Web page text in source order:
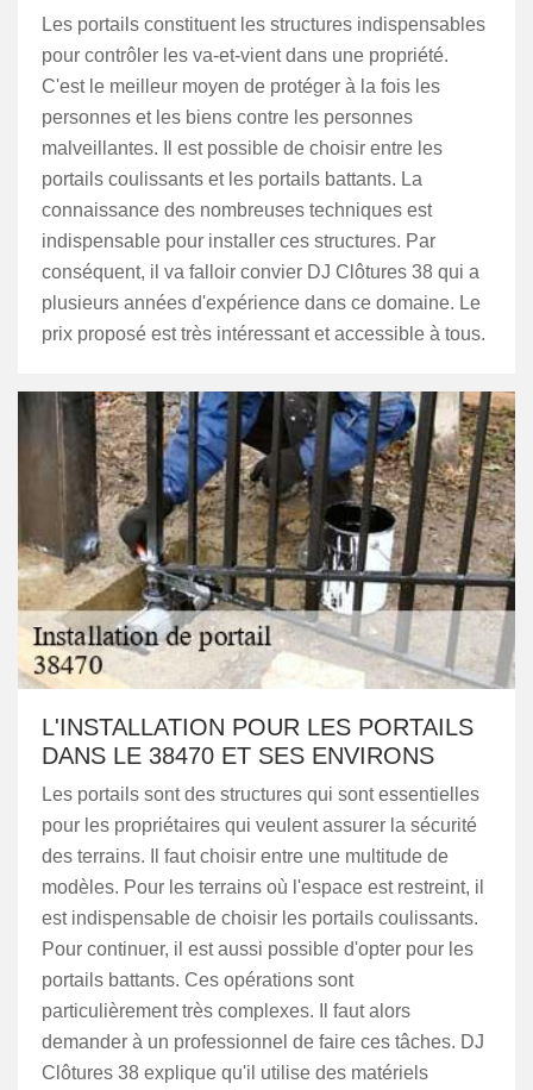
Les portails constituent les structures indispensables
pour contrôler les va-et-vient dans une propriété.
C'est le meilleur moyen de protéger à la fois les
personnes et les biens contre les personnes
malveillantes. Il est possible de choisir entre les
portails coulissants et les portails battants. La
connaissance des nombreuses techniques est
indispensable pour installer ces structures. Par
conséquent, il va falloir convier DJ Clôtures 38 qui a
plusieurs années d'expérience dans ce domaine. Le
prix proposé est très intéressant et accessible à tous.
L'INSTALLATION POUR LES PORTAILS
DANS LE 38470 ET SES ENVIRONS
Les portails sont des structures qui sont essentielles
pour les propriétaires qui veulent assurer la sécurité
des terrains. Il faut choisir entre une multitude de
modèles. Pour les terrains où l'espace est restreint, il
est indispensable de choisir les portails coulissants.
Pour continuer, il est aussi possible d'opter pour les
portails battants. Ces opérations sont
particulièrement très complexes. Il faut alors
demander à un professionnel de faire ces tâches. DJ
Clôtures 38 explique qu'il utilise des matériels